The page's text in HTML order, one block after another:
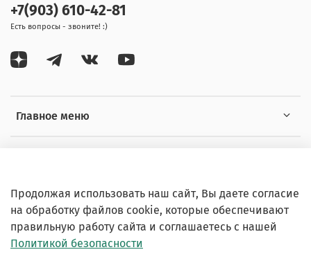
Главное меню
+7(903) 610-42-81
Есть вопросы - звоните! :)
© 2020-2026 Любое использование контента без
Продолжая использовать наш сайт, Вы даете согласие
на обработку файлов cookie, которые обеспечивают
правильную работу сайта и соглашаетесь с нашей
Политикой безопасности